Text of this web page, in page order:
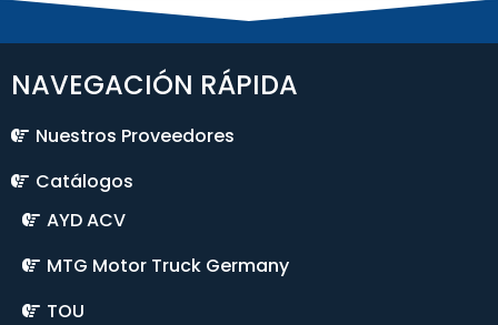
NAVEGACIÓN RÁPIDA
Nuestros Proveedores
Catálogos
AYD ACV
MTG Motor Truck Germany
TOU